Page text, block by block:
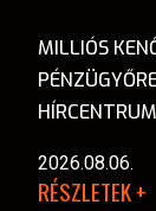
MILLIÓS
HÍRCENTRUM
2026.08.06.
RÉSZLETEK +